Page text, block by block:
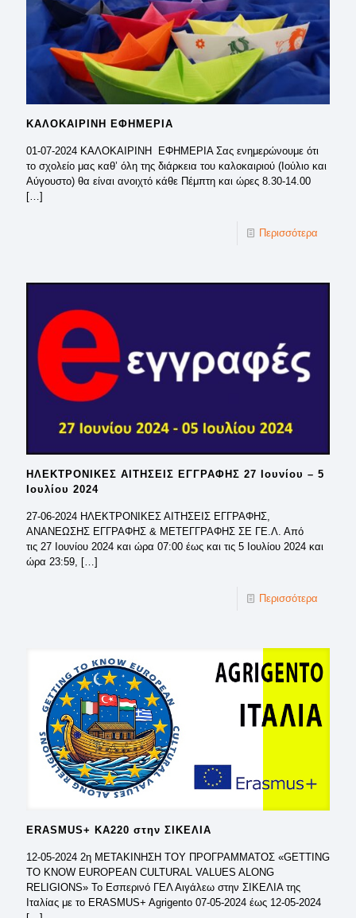
ΚΑΛΟΚΑΙΡΙΝΗ ΕΦΗΜΕΡΙΑ
01-07-2024 ΚΑΛΟΚΑΙΡΙΝΗ ΕΦΗΜΕΡΙΑ Σας ενημερώνουμε ότι
το σχολείο μας καθ’ όλη της διάρκεια του καλοκαιριού (Ιούλιο και
Αύγουστο) θα είναι ανοιχτό κάθε Πέμπτη και ώρες 8.30-14.00
[…]
Περισσότερα
ΗΛΕΚΤΡΟΝΙΚΕΣ ΑΙΤΗΣΕΙΣ ΕΓΓΡΑΦΗΣ 27 Ιουνίου – 5
Ιουλίου 2024
27-06-2024 ΗΛΕΚΤΡΟΝΙΚΕΣ ΑΙΤΗΣΕΙΣ ΕΓΓΡΑΦΗΣ,
ΑΝΑΝΕΩΣΗΣ ΕΓΓΡΑΦΗΣ & ΜΕΤΕΓΓΡΑΦΗΣ ΣΕ ΓΕ.Λ. Από
τις 27 Ιουνίου 2024 και ώρα 07:00 έως και τις 5 Ιουλίου 2024 και
ώρα 23:59, […]
Περισσότερα
ERASMUS+ KA220 στην ΣΙΚΕΛΙΑ
12-05-2024 2η ΜΕΤΑΚΙΝΗΣΗ ΤΟΥ ΠΡΟΓΡΑΜΜΑΤΟΣ «GETTING
TO KNOW EUROPEAN CULTURAL VALUES ALONG
RELIGIONS» Το Εσπερινό ΓΕΛ Αιγάλεω στην ΣΙΚΕΛΙΑ της
Ιταλίας με το ERASMUS+ Agrigento 07-05-2024 έως 12-05-2024